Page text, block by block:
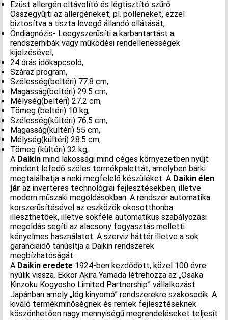
Ezüst allergén eltávolító és légtisztító szűrő
Összegyűjti az allergéneket, pl. polleneket, ezzel
biztosítva a tiszta levegő állandó ellátását,
Öndiagnózis- Leegyszerűsíti a karbantartást a
rendszerhibák vagy működési rendellenességek
kijelzésével,
24 órás időkapcsoló,
Száraz program,
Szélesség(beltéri) 77.8 cm,
Magasság(beltéri) 29.5 cm,
Mélység(beltéri) 27.2 cm,
Tömeg (beltéri) 10 kg,
Szélesség(kültéri) 76.5 cm,
Magasság(kültéri) 55 cm,
Mélység(kültéri) 28.5 cm,
Tömeg (kültéri) 32 kg,
A Daikin mind lakossági mind céges környezetben nyújt
mindent lefedő széles termékpalettát, amelyben bárki
megtalálhatja a neki megfelelő készüléket. A Daikin élen
jár az inverteres technológiai fejlesztésekben, illetve
modern műszaki megoldásokban. A rendszer automatika
korszerűsítésével az eszközök okosotthonba
illeszthetőek, illetve sokféle automatikus szabályozási
megoldás segíti az alacsony fogyasztás melletti
kényelmes használatot. A szerviz háttér illetve a sok
garanciaidő tanúsítja a Daikin rendszerek
megbízhatóságát.
A Daikin eredete 1924-ben kezdődött, közel 100 évre
nyúlik vissza. Ekkor Akira Yamada létrehozza az „Osaka
Kinzoku Kogyosho Limited Partnership” vállalkozást
Japánban amely „lég kinyomó” rendszerekre szakosodik. A
kiváló termékminőségnek és remek fejlesztéseknek
köszönhetően nagy mennyiségű megrendeléseket teljesít